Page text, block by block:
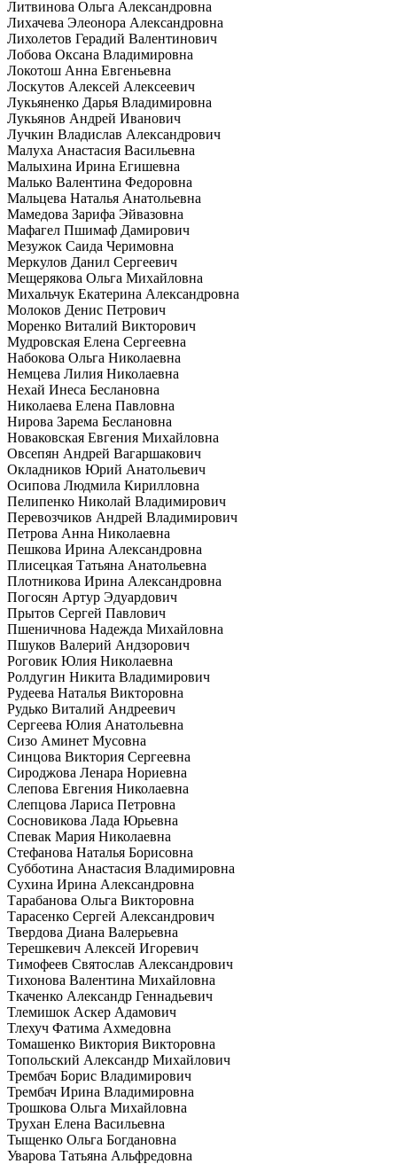
Литвинова Ольга Александровна
Лихачева Элеонора Александровна
Лихолетов Герадий Валентинович
Лобова Оксана Владимировна
Локотош Анна Евгеньевна
Лоскутов Алексей Алексеевич
Лукьяненко Дарья Владимировна
Лукьянов Андрей Иванович
Лучкин Владислав Александрович
Малуха Анастасия Васильевна
Малыхина Ирина Егишевна
Малько Валентина Федоровна
Мальцева Наталья Анатольевна
Мамедова Зарифа Эйвазовна
Мафагел Пшимаф Дамирович
Мезужок Саида Черимовна
Меркулов Данил Сергеевич
Мещерякова Ольга Михайловна
Михальчук Екатерина Александровна
Молоков Денис Петрович
Моренко Виталий Викторович
Мудровская Елена Сергеевна
Набокова Ольга Николаевна
Немцева Лилия Николаевна
Нехай Инеса Беслановна
Николаева Елена Павловна
Нирова Зарема Беслановна
Новаковская Евгения Михайловна
Овсепян Андрей Вагаршакович
Окладников Юрий Анатольевич
Осипова Людмила Кирилловна
Пелипенко Николай Владимирович
Перевозчиков Андрей Владимирович
Петрова Анна Николаевна
Пешкова Ирина Александровна
Плисецкая Татьяна Анатольевна
Плотникова Ирина Александровна
Погосян Артур Эдуардович
Прытов Сергей Павлович
Пшеничнова Надежда Михайловна
Пшуков Валерий Андзорович
Роговик Юлия Николаевна
Ролдугин Никита Владимирович
Рудеева Наталья Викторовна
Рудько Виталий Андреевич
Сергеева Юлия Анатольевна
Сизо Аминет Мусовна
Синцова Виктория Сергеевна
Сироджова Ленара Нориевна
Слепова Евгения Николаевна
Слепцова Лариса Петровна
Сосновикова Лада Юрьевна
Спевак Мария Николаевна
Стефанова Наталья Борисовна
Субботина Анастасия Владимировна
Сухина Ирина Александровна
Тарабанова Ольга Викторовна
Тарасенко Сергей Александрович
Твердова Диана Валерьевна
Терешкевич Алексей Игоревич
Тимофеев Святослав Александрович
Тихонова Валентина Михайловна
Ткаченко Александр Геннадьевич
Тлемишок Аскер Адамович
Тлехуч Фатима Ахмедовна
Томашенко Виктория Викторовна
Топольский Александр Михайлович
Трембач Борис Владимирович
Трембач Ирина Владимировна
Трошкова Ольга Михайловна
Трухан Елена Васильевна
Тыщенко Ольга Богдановна
Уварова Татьяна Альфредовна